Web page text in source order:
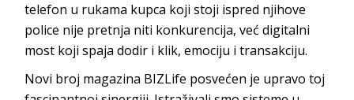
telefon u rukama kupca koji stoji ispred njihove
police nije pretnja niti konkurencija, već digitalni
most koji spaja dodir i klik, emociju i transakciju.
Novi broj magazina BIZLife posvećen je upravo toj